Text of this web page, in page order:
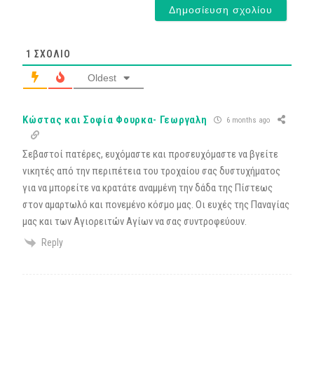
1 ΣΧΌΛΙΟ
Oldest
Κώστας και Σοφία Φουρκα- Γεωργαλη 6 months ago
Σεβαστοί πατέρες, ευχόμαστε και προσευχόμαστε να βγείτε
νικητές από την περιπέτεια του τροχαίου σας δυστυχήματος
για να μπορείτε να κρατάτε αναμμένη την δάδα της Πίστεως
στον αμαρτωλό και πονεμένο κόσμο μας. Οι ευχές της Παναγίας
μας και των Αγιορειτών Αγίων να σας συντροφεύουν.
Reply